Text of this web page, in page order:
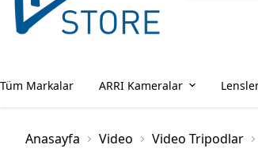
Tüm Markalar ARRI Kameralar
Anasayfa Video Video Tripodlar